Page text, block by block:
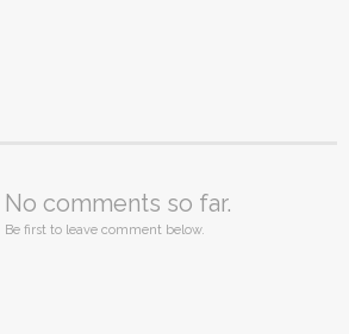
No comments so far.
Be first to leave comment below.